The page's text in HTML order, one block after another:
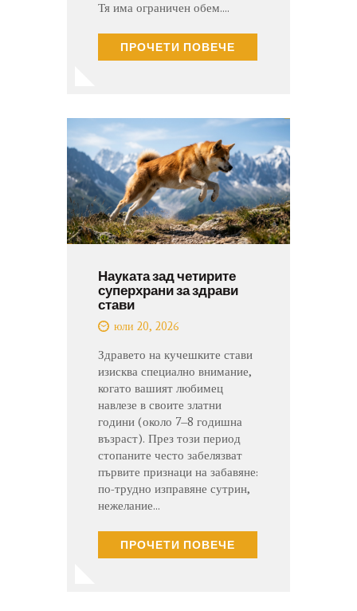
Тя има ограничен обем.…
ПРОЧЕТИ ПОВЕЧЕ
Науката зад четирите
суперхрани за здрави
стави
юли 20, 2026
Здравето на кучешките стави
изисква специално внимание,
когато вашият любимец
навлезе в своите златни
години (около 7–8 годишна
възраст). През този период
стопаните често забелязват
първите признаци на забавяне:
по-трудно изправяне сутрин,
нежелание…
ПРОЧЕТИ ПОВЕЧЕ